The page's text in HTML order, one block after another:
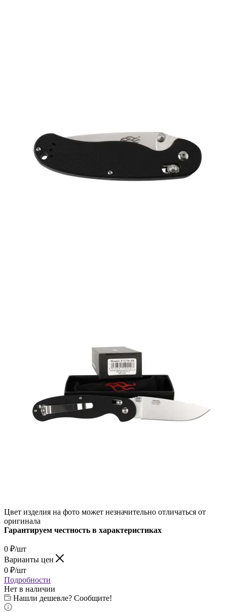
Цвет изделия на фото может незначительно отличаться от
оригинала
Гарантируем честность в характеристиках
0 ₽/шт
Варианты цен
0 ₽/шт
Подробности
Нет в наличии
Нашли дешевле? Сообщите!